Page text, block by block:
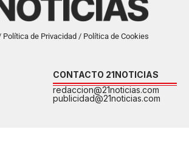
Política de Privacidad / Política de Cookies
CONTACTO 21NOTICIAS
redaccion@21noticias.com
publicidad@21noticias.com